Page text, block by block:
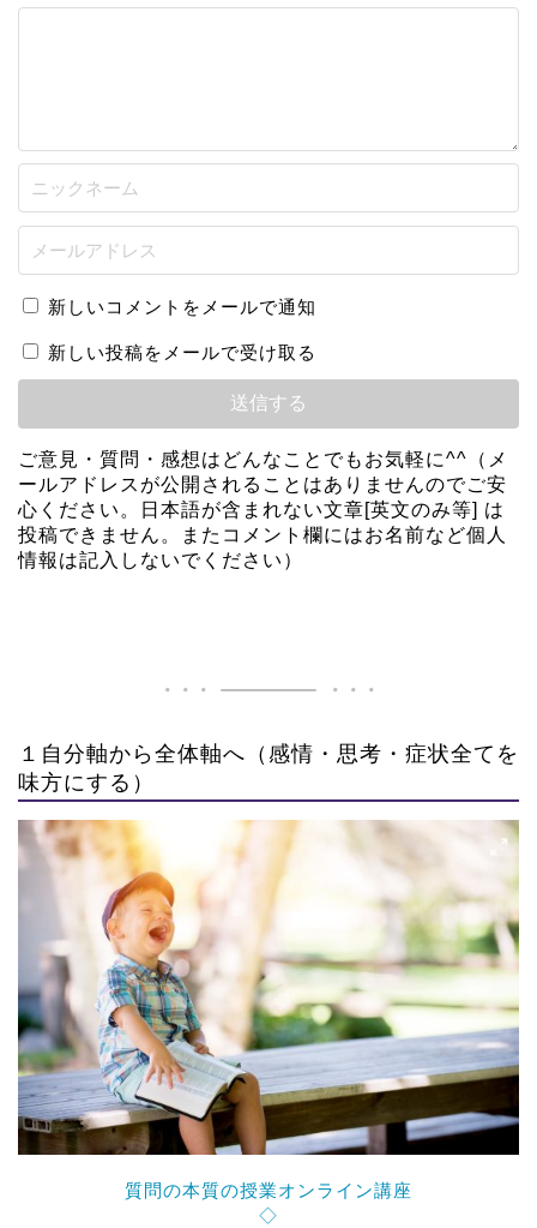
新しいコメントをメールで通知
新しい投稿をメールで受け取る
ご意見・質問・感想はどんなことでもお気軽に^^（メ
ールアドレスが公開されることはありませんのでご安
心ください。日本語が含まれない文章[英文のみ等] は
投稿できません。またコメント欄にはお名前など個人
情報は記入しないでください）
１自分軸から全体軸へ（感情・思考・症状全てを
味方にする）
質問の本質の授業オンライン講座
◇